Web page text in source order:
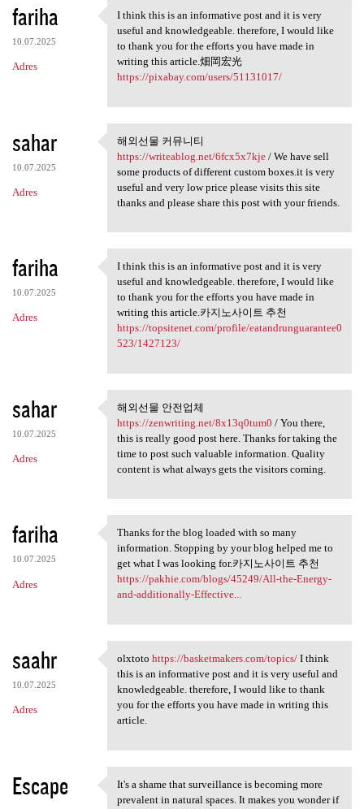
fariha
10.07.2025
Adres
I think this is an
I think this is an informative post and it is very
useful and knowledgeable. therefore, I would like
to thank you for the efforts you have made in
writing this article.畑岡宏光
https://pixabay.com/users/51131017/
sahar
10.07.2025
Adres
해외선물 커뮤니티
https://writeablog
해외선물 커뮤니티
https://writeablog.net/6fcx5x7kje/ We have sell
some products of different custom boxes.it is very
useful and very low price please visits this site
thanks and please share this post with your friends.
fariha
10.07.2025
Adres
I think this is an
I think this is an informative post and it is very
useful and knowledgeable. therefore, I would like
to thank you for the efforts you have made in
writing this article.카지노사이트 추천
https://topsitenet.com/profile/eatandrunguarantee0
523/1427123/
sahar
10.07.2025
Adres
해외선물 안전업체
https://zenwriting
해외선물 안전업체
https://zenwriting.net/8x13q0tum0 / You there,
this is really good post here. Thanks for taking the
time to post such valuable information. Quality
content is what always gets the visitors coming.
fariha
10.07.2025
Adres
Thanks for the blog loaded
Thanks for the blog loaded with so many
information. Stopping by your blog helped me to
get what I was looking for.카지노사이트 추천
https://pakhie.com/blogs/45249/All-the-Energy-
and-additionally-Effective...
saahr
10.07.2025
Adres
olxtoto https://basketmakers
olxtoto https://basketmakers.com/topics/I think
this is an informative post and it is very useful and
knowledgeable. therefore, I would like to thank
you for the efforts you have made in writing this
article.
Escape
It's a shame that
It's a shame that surveillance is becoming more
prevalent in natural spaces. It makes you wonder if